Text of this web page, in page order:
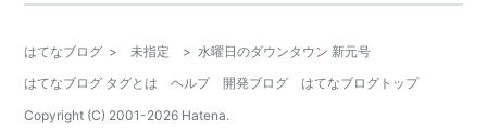
はてなブログ > 未指定 > 水曜日のダウンタウン 新元号
はてなブログ タグとは
ヘルプ 開発ブログ
はてなブログトップ
Copyright (C) 2001-2026 Hatena.